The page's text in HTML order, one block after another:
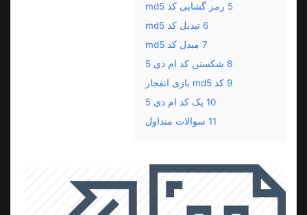
5 رمز گشایی کد md5
6 تبدیل کد md5
7 مبدل کد md5
8 شکستن کد ام دی 5
9 کد md5 بازی انفجار
10 یک کد ام دی 5
11 سوالات متداول